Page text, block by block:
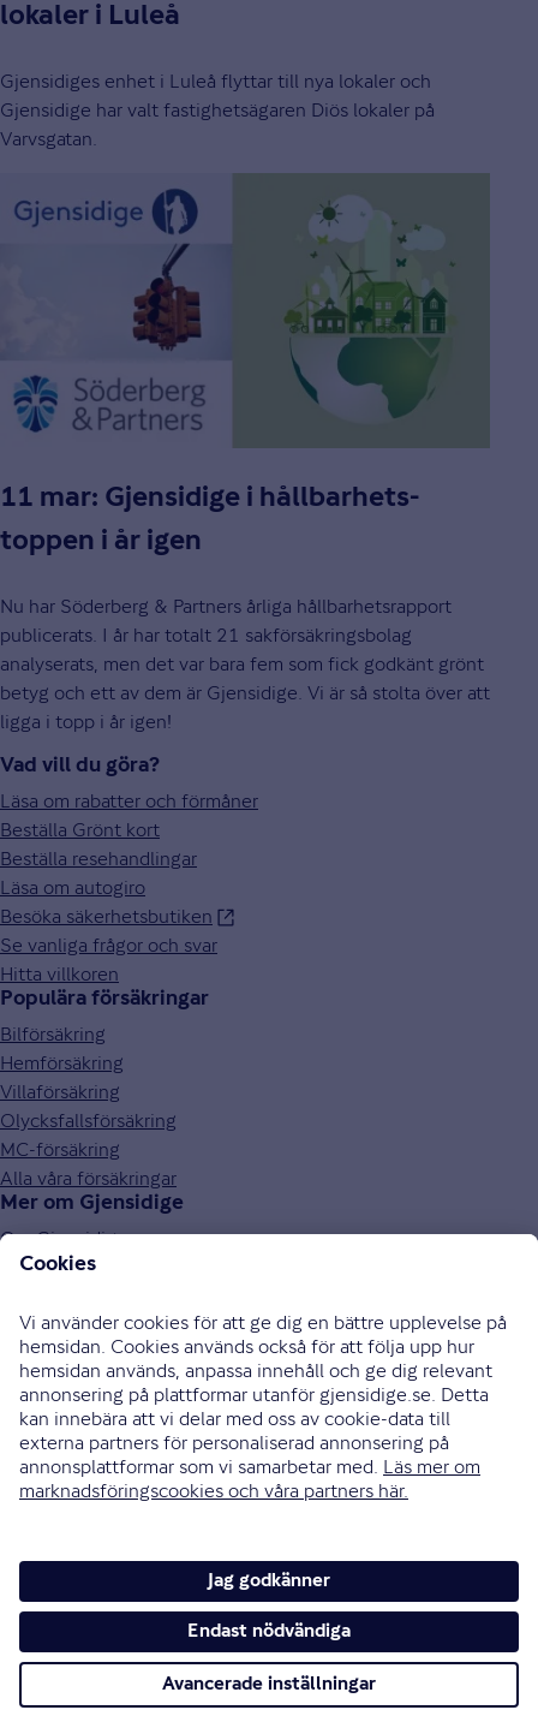
lokaler i Luleå
Gjensidiges enhet i Luleå flyttar till nya lokaler och
Gjensidige har valt fastighetsägaren Diös lokaler på
Varvsgatan.
11 mar: Gjensidige i hållbarhets-
toppen i år igen
Nu har Söderberg & Partners årliga hållbarhetsrapport
publicerats. I år har totalt 21 sakförsäkringsbolag
analyserats, men det var bara fem som fick godkänt grönt
betyg och ett av dem är Gjensidige. Vi är så stolta över att
ligga i topp i år igen!
Vad vill du göra?
Läsa om rabatter och förmåner
Beställa Grönt kort
Beställa resehandlingar
Läsa om autogiro
Besöka säkerhetsbutiken
Se vanliga frågor och svar
Hitta villkoren
Populära försäkringar
Bilförsäkring
Hemförsäkring
Villaförsäkring
Olycksfallsförsäkring
MC-försäkring
Alla våra försäkringar
Mer om Gjensidige
Om Gjensidige
Jobba hos oss
Press och media
Investor relations
Samarbetspartners
0771-326 326
Bli uppringd
Skriv till oss
Instagram
Cookies och säkerhet
Hantering av personuppgifter
Tillgänglighetsredogörelse